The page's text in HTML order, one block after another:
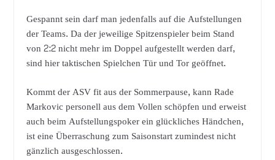
Gespannt sein darf man jedenfalls auf die Aufstellungen
der Teams. Da der jeweilige Spitzenspieler beim Stand
von 2:2 nicht mehr im Doppel aufgestellt werden darf,
sind hier taktischen Spielchen Tür und Tor geöffnet.
Kommt der ASV fit aus der Sommerpause, kann Rade
Markovic personell aus dem Vollen schöpfen und erweist
auch beim Aufstellungspoker ein glückliches Händchen,
ist eine Überraschung zum Saisonstart zumindest nicht
gänzlich ausgeschlossen.